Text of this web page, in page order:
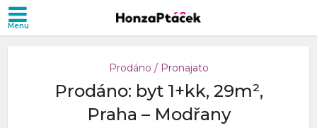
Prodáno / Pronajato
Prodáno: byt 1+kk, 29m²,
Praha – Modřany